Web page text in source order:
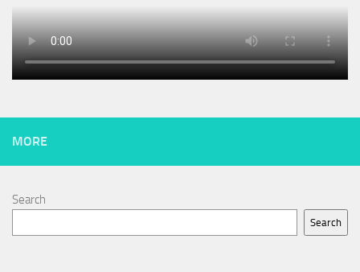
MORE
Search
Search